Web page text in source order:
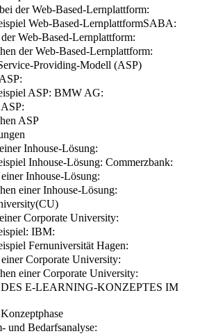
der Web-Based-Lernplattform:
Web-Based-LernplattformSABA:
Web-Based-Lernplattform:
der Web-Based-Lernplattform:
Providing-Modell (ASP)
ASP: BMW AG:
ASP
Inhouse-Lösung:
Inhouse-Lösung: Commerzbank:
Inhouse-Lösung:
einer Inhouse-Lösung:
Corporate University:
IBM:
Fernuniversität Hagen:
Corporate University:
einer Corporate University:
E-LEARNING-KONZEPTES IM
und Bedarfsanalyse: